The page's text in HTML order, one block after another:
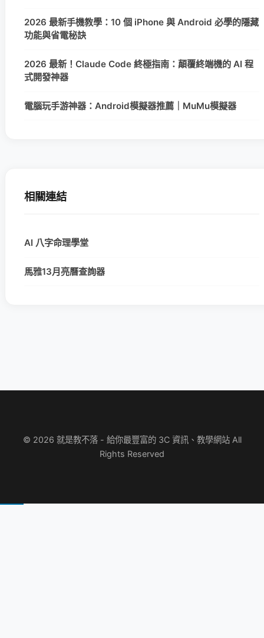
2026 最新手機教學：10 個 iPhone 與 Android 必學的隱藏
功能與省電秘訣
2026 最新！Claude Code 終極指南：顛覆終端機的 AI 程
式開發神器
電腦玩手游神器：Android模擬器推薦｜MuMu模擬器
相關連結
AI 八字命理學堂
馬雅13月亮曆查詢器
© 2026 就是教不落 - 給你最豐富的 3C 資訊、教學網站 All
Rights Reserved